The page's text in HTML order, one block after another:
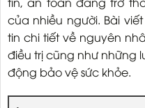
của nhiều người. Bài
tin chi tiết về nguyên
điều trị cũng như những
động bảo vệ sức khỏe.